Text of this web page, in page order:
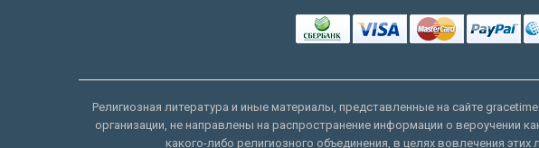
Религиозная литература и иные материалы, представленные на сайте
организации, не направлены на распространение информации о вероучении
какого-либо религиозного объединения, в целях вовлечения